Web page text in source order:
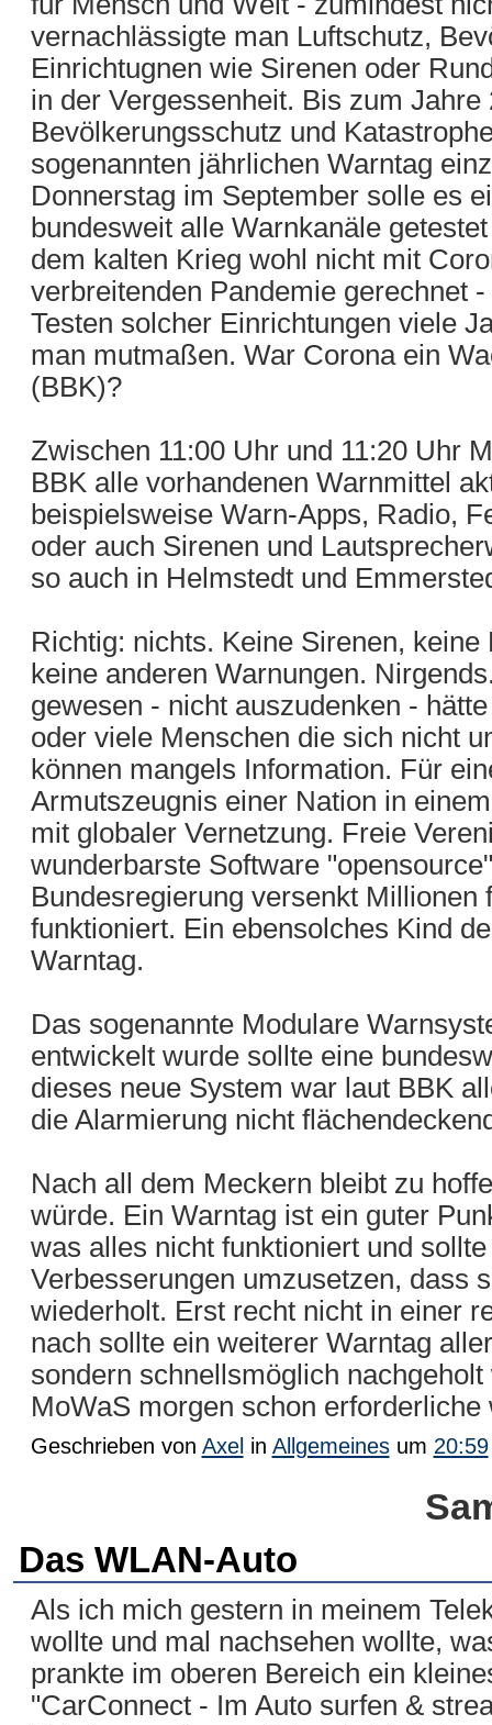
vernachlässigte man Luftschutz,
Einrichtugnen wie Sirenen oder
in der Vergessenheit. Bis zum
Bevölkerungsschutz und
sogenannten jährlichen Warntag
Donnerstag im September solle es
bundesweit alle Warnkanäle
dem kalten Krieg wohl nicht mit
verbreitenden Pandemie gerechnet
Testen solcher Einrichtungen viele
man mutmaßen. War Corona ein
(BBK)?
Zwischen 11:00 Uhr und 11:20 Uhr
BBK alle vorhandenen Warnmittel
beispielsweise Warn-Apps, Radio,
oder auch Sirenen und
so auch in Helmstedt und
Richtig: nichts. Keine Sirenen,
keine anderen Warnungen.
gewesen - nicht auszudenken -
oder viele Menschen die sich nicht
können mangels Information. Für
Armutszeugnis einer Nation in
mit globaler Vernetzung. Freie
wunderbarste Software
Bundesregierung versenkt
funktioniert. Ein ebensolches Kind
Warntag.
Das sogenannte Modulare
entwickelt wurde sollte eine
dieses neue System war laut BBK
die Alarmierung nicht
Nach all dem Meckern bleibt zu
würde. Ein Warntag ist ein guter
was alles nicht funktioniert und
Verbesserungen umzusetzen, dass
wiederholt. Erst recht nicht in einer
nach sollte ein weiterer Warntag
sondern schnellsmöglich
MoWaS morgen schon
Geschrieben von Axel in Allgemeinesum 20:59
Das WLAN-Auto
Als ich mich gestern in meinem
wollte und mal nachsehen wollte,
prankte im oberen Bereich ein
"CarConnect - Im Auto surfen &